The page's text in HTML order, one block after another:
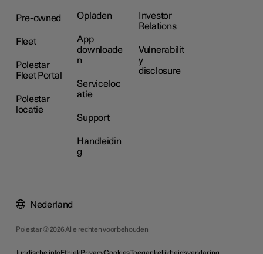
Pre-owned
Fleet
Polestar
Fleet Portal
Polestar
locatie
Opladen
App
downloade
n
Serviceloc
atie
Support
Handleidin
g
Investor
Relations
Vulnerabilit
y
disclosure
Polestar © 2026 Alle rechten voorbehouden
Nederland